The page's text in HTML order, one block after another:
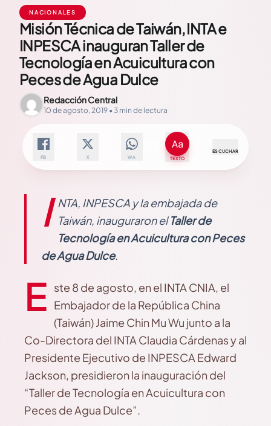
NACIONALES
Misión Técnica de Taiwán, INTA e
INPESCA inauguran Taller de
Tecnología en Acuicultura con
Peces de Agua Dulce
Redacción Central
10 de agosto, 2019 • 3 min de lectura
FB X WA TEXTO
ESCUCHAR
I
NTA, INPESCA y la embajada de
Taiwán, inauguraron elTaller de
Tecnología en Acuicultura con Peces
de Agua Dulce.
E ste 8 de agosto, en el INTA CNIA, el
Embajador de la República China
(Taiwán) Jaime Chin Mu Wu junto a la
Co-Directora del INTA Claudia Cárdenas y al
Presidente Ejecutivo de INPESCA Edward
Jackson, presidieron la inauguración del
“Taller de Tecnología en Acuicultura con
Peces de Agua Dulce”.